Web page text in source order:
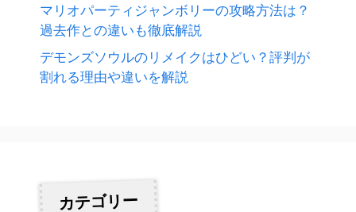
マリオパーティジャンボリーの攻略方法は？
過去作との違いも徹底解説
デモンズソウルのリメイクはひどい？評判が
割れる理由や違いを解説
カテゴリー